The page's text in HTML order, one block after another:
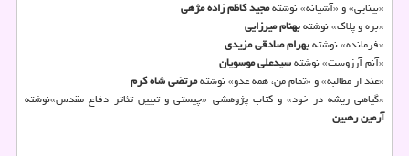
«بینایی» و «آشیانه» نوشتهمجید کاظم زاده مژهی
«بره و پلاک» نوشتهبهنام میرزایی
«فرمانده» نوشتهبهرام صادقی مزیدی
«آنم آرزوست» نوشتهسیدعلی موسویان
«عند از مطالبه» و «تمام من، همه عدو» نوشتهمرتضی شاه کرم
«گیاهی ریشه در خود» و کتاب پژوهشی «چیستی و تبیین تئاتر دفاع مقدس»نوشته
آرمین رهبین